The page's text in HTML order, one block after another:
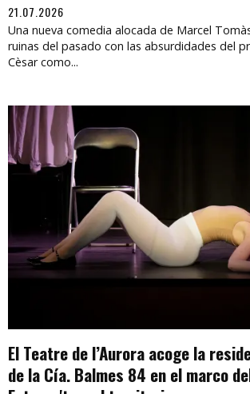
21.07.2026
Una nueva comedia alocada de Marcel
ruinas del pasado con las absurdidades del
Cèsar como...
El Teatre de l’Aurora acoge la
de la Cía. Balmes 84 en el marco